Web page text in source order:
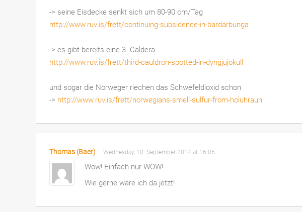
-> seine Eisdecke senkt sich um 80-90 cm/Tag
http://www.ruv.is/frett/continuing-subsidence-in-bardarbunga
-> es gibt bereits eine 3. Caldera
http://www.ruv.is/frett/third-cauldron-spotted-in-dyngjujokull
und sogar die Norweger riechen das Schwefeldioxid schon
-> http://www.ruv.is/frett/norwegians-smell-sulfur-from-holuhraun
Thomas (Baer) Wednesday, 10. September 2014 at 16:05
Wow! Einfach nur WOW!
Wie gerne wäre ich da jetzt!